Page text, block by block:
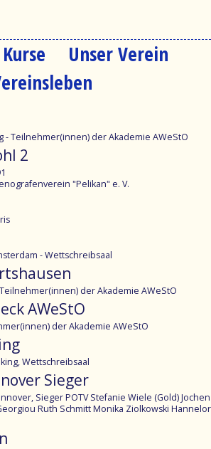
Kurse
Unser Verein
- Teilnehmer(innen) der Akademie AWeStO
"Pelikan" e. V.
- Wettschreibsaal
der Akademie AWeStO
der Akademie AWeStO
Wettschreibsaal
Sieger POTV Stefanie Wiele (Gold) Jochen
Ruth Schmitt Monika Ziolkowski